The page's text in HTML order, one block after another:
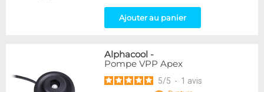
Ajouter au panier
Alphacool -
Pompe VPP Apex
5/5 - 1 avis